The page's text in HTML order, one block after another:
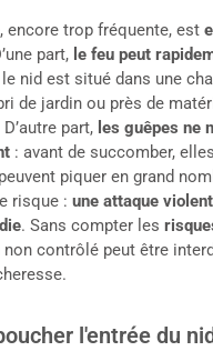
encore trop fréquente, est
part, le feu peut
nid est situé dans une
de jardin ou près de
part, les guêpes ne
: avant de succomber,
piquer en grand
risque : une attaque
. Sans compter les
non contrôlé peut être
l'entrée du